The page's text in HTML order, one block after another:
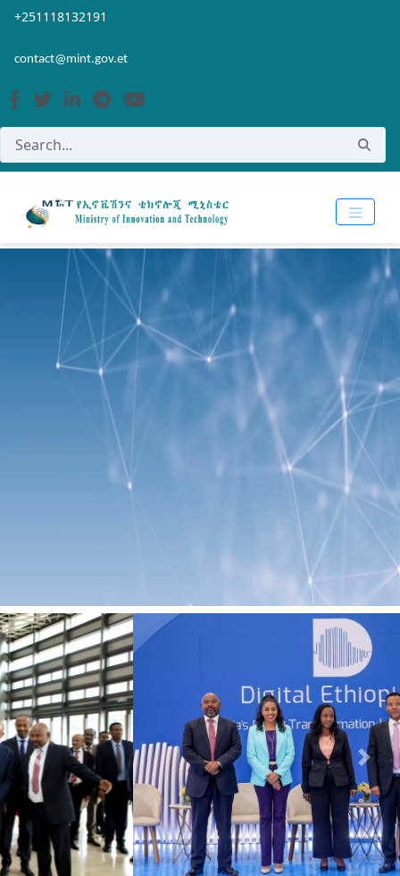
Skip to Main Content
Open Accessibility Menu
+251118132191
contact@mint.gov.et
Previous Next